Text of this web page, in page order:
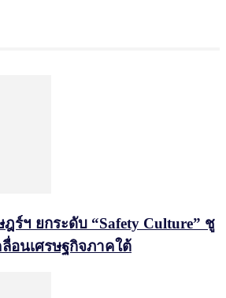
ร์ฯ ยกระดับ “Safety Culture” ชู
อนเศรษฐกิจภาคใต้